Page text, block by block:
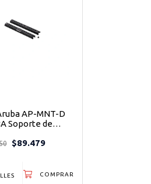
AP-MNT-D
Soporte de
de Acceso
para tu red
$89.479